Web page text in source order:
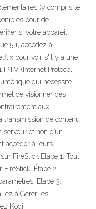
(y compris le
pour de
si votre appareil
5.1, accédez à
pour voir s'il y a une
(Internet Protocol
qui nécessite
de visionner des
aux
transmission de contenu
et non d’un
accéder à leurs
FireStick Étape 1: Tout
FireStick. Étape 2:
Étape 3:
à Gérer les
Kodi